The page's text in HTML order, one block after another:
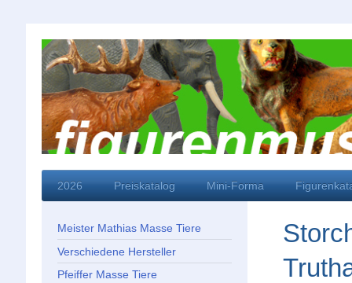
2026 Preiskatalog Mini-Forma
Meister Mathias Masse Tiere
Verschiedene Hersteller
Pfeiffer Masse Tiere